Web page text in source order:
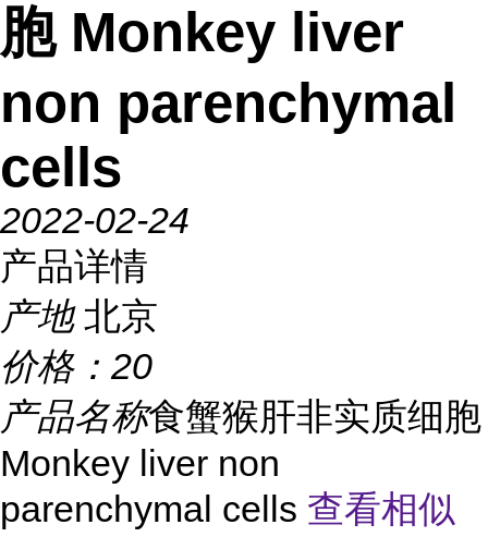
胞 Monkey liver
non parenchymal
cells
2022-02-24
产品详情
产地 北京
价格： 20
产品名称食蟹猴肝非实质细胞
Monkey liver non
parenchymal cells 查看相似